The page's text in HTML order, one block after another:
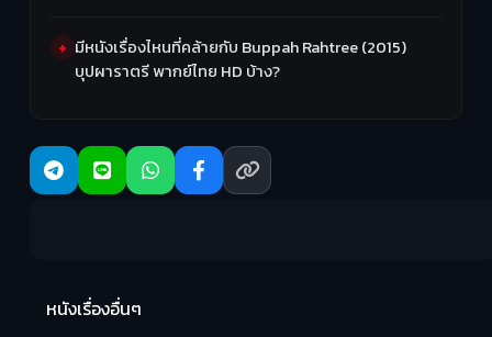
มีหนังเรื่องไหนที่คล้ายกับ Buppah Rahtree (2015)
บุปผาราตรี พากย์ไทย HD บ้าง?
หนังเรื่องอื่นๆ